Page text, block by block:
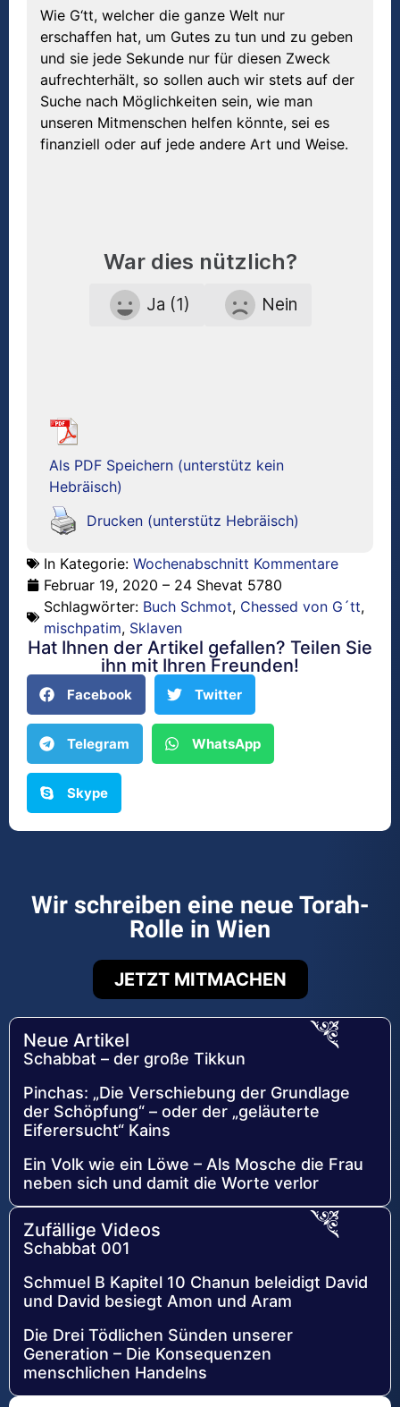
Wie G‘tt, welcher die ganze Welt nur
erschaffen hat, um Gutes zu tun und zu geben
und sie jede Sekunde nur für diesen Zweck
aufrechterhält, so sollen auch wir stets auf der
Suche nach Möglichkeiten sein, wie man
unseren Mitmenschen helfen könnte, sei es
finanziell oder auf jede andere Art und Weise.
War dies nützlich?
Ja (1) Nein
Als PDF Speichern (unterstütz kein
Hebräisch)
Drucken (unterstütz Hebräisch)
In Kategorie: Wochenabschnitt Kommentare
Februar 19, 2020 – 24 Shevat 5780
Schlagwörter: Buch Schmot, Chessed von G´tt,
mischpatim, Sklaven
Hat Ihnen der Artikel gefallen? Teilen Sie
ihn mit Ihren Freunden!
Facebook Twitter
Telegram WhatsApp
Skype
Wir schreiben eine neue Torah-
Rolle in Wien
JETZT MITMACHEN
Neue Artikel
Schabbat – der große Tikkun
Pinchas: „Die Verschiebung der Grundlage
der Schöpfung“ – oder der „geläuterte
Eiferersucht“ Kains
Ein Volk wie ein Löwe – Als Mosche die Frau
neben sich und damit die Worte verlor
Zufällige Videos
Schabbat 001
Schmuel B Kapitel 10 Chanun beleidigt David
und David besiegt Amon und Aram
Die Drei Tödlichen Sünden unserer
Generation – Die Konsequenzen
menschlichen Handelns